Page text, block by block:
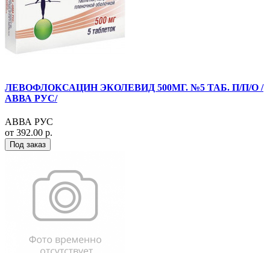
ЛЕВОФЛОКСАЦИН ЭКОЛЕВИД 500МГ. №5 ТАБ. П/П/О /
АВВА РУС/
АВВА РУС
от 392.00 р.
Под заказ